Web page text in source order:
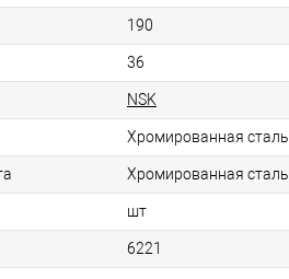
190
36
NSK
Хромированная сталь
Хромированная сталь
шт
6221